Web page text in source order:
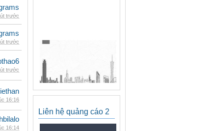
trước
trước
trước
16:16
16:14
Liên hệ quảng cáo 2